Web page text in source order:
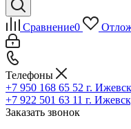
Сравнение0
Телефоны
+7 950 168 65 52 г.
+7 922 501 63 11 г.
Заказать звонок